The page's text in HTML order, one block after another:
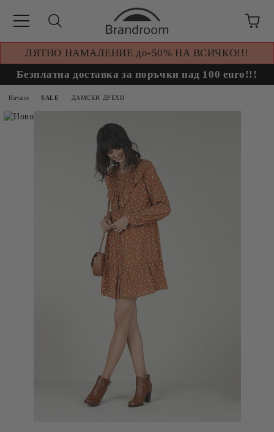
ЛЯТНО НАМАЛЕНИЕ до-50% НА ВСИЧКО!!!
Безплатна доставка за поръчки над 100 euro!!!
Начало SALE ДАМСКИ ДРЕХИ